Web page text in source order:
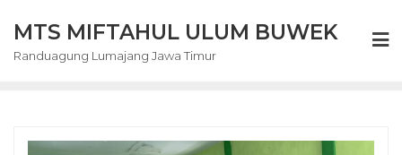
content
MTS MIFTAHUL ULUM BUWEK
Randuagung Lumajang Jawa Timur